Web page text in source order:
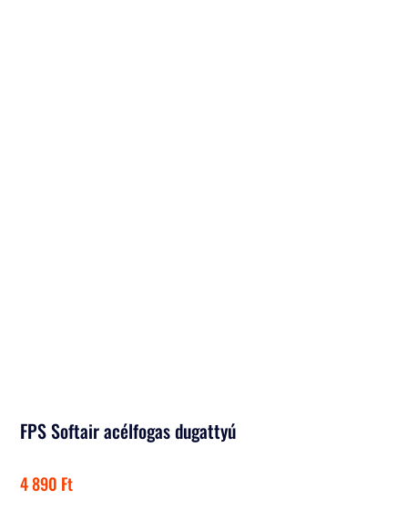
FPS Softair acélfogas dugattyú
4 890 Ft